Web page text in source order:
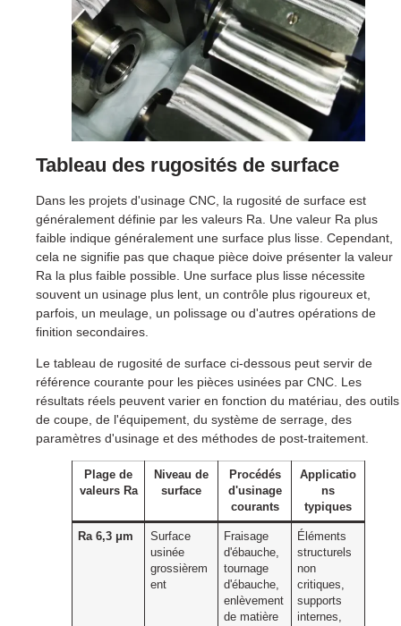
Tableau des rugosités de surface
Dans les projets d'usinage CNC, la rugosité de surface est
généralement définie par les valeurs Ra. Une valeur Ra plus
faible indique généralement une surface plus lisse. Cependant,
cela ne signifie pas que chaque pièce doive présenter la valeur
Ra la plus faible possible. Une surface plus lisse nécessite
souvent un usinage plus lent, un contrôle plus rigoureux et,
parfois, un meulage, un polissage ou d'autres opérations de
finition secondaires.
Le tableau de rugosité de surface ci-dessous peut servir de
référence courante pour les pièces usinées par CNC. Les
résultats réels peuvent varier en fonction du matériau, des outils
de coupe, de l'équipement, du système de serrage, des
paramètres d'usinage et des méthodes de post-traitement.
Plage de
valeurs Ra
Niveau de
surface
Procédés
d'usinage
courants
Applicatio
ns
typiques
Ra 6,3 μm
Surface
usinée
grossièrem
ent
Fraisage
d'ébauche,
tournage
d'ébauche,
enlèvement
de matière
Éléments
structurels
non
critiques,
supports
internes,